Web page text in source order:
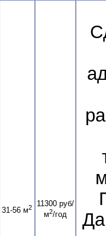
31-56 м2
11300 руб/
м2/год